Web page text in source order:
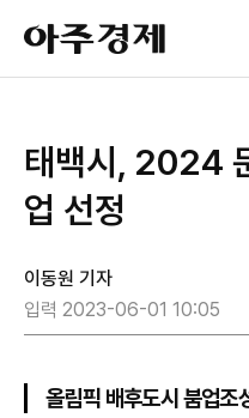
아
주
경
태백시, 2024
업 선정
이동원 기자
입력 2023-06-01 10:05
올림픽 배후도시 붐업조